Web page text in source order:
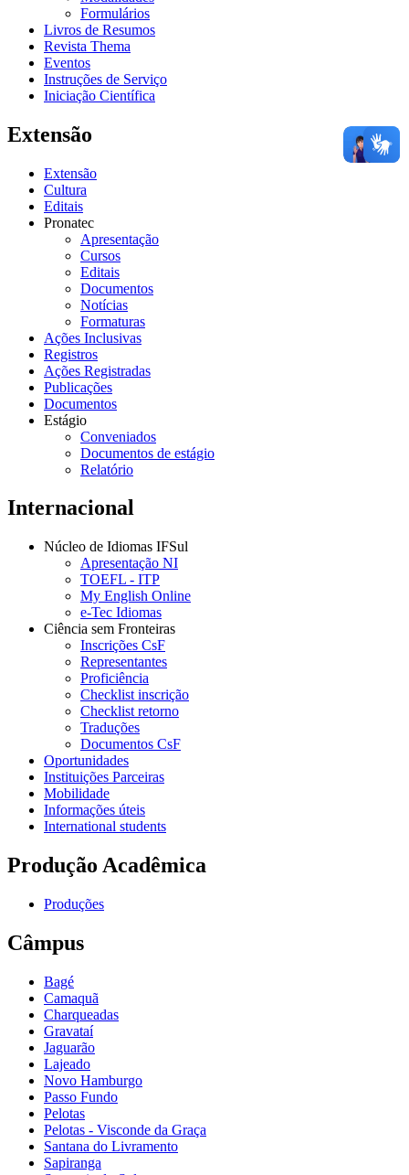
Formulários
Livros de Resumos
Revista Thema
Eventos
Instruções de Serviço
Iniciação Científica
Extensão
Extensão
Cultura
Editais
Pronatec
Apresentação
Cursos
Editais
Documentos
Notícias
Formaturas
Ações Inclusivas
Registros
Ações Registradas
Publicações
Documentos
Estágio
Conveniados
Documentos de estágio
Relatório
Internacional
Núcleo de Idiomas IFSul
Apresentação NI
TOEFL - ITP
My English Online
e-Tec Idiomas
Ciência sem Fronteiras
Inscrições CsF
Representantes
Proficiência
Checklist inscrição
Checklist retorno
Traduções
Documentos CsF
Oportunidades
Instituições Parceiras
Mobilidade
Informações úteis
International students
Produção Acadêmica
Produções
Câmpus
Bagé
Camaquã
Charqueadas
Gravataí
Jaguarão
Lajeado
Novo Hamburgo
Passo Fundo
Pelotas
Pelotas - Visconde da Graça
Santana do Livramento
Sapiranga